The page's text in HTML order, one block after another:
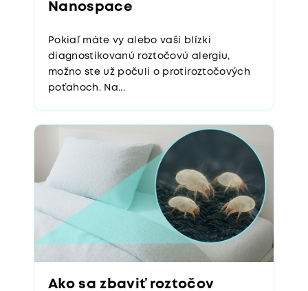
Nanospace
Pokiaľ máte vy alebo vaši blízki
diagnostikovanú roztočovú alergiu,
možno ste už počuli o protiroztočových
poťahoch. Na...
Ako sa zbaviť roztočov